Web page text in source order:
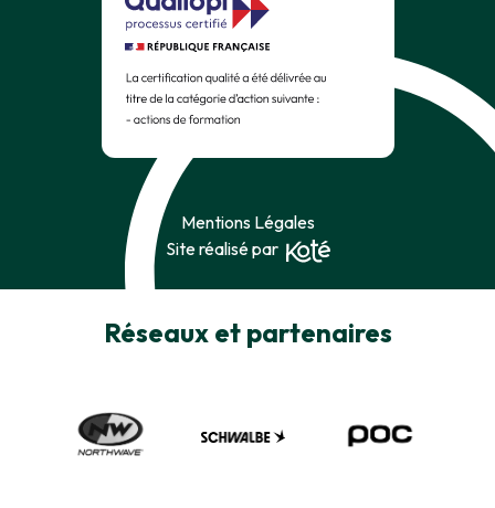
Mentions Légales
Site réalisé par
Réseaux et partenaires